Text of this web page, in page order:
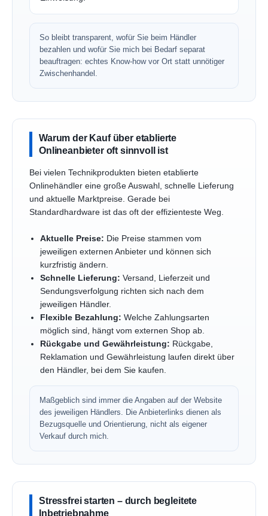
So bleibt transparent, wofür Sie beim Händler
bezahlen und wofür Sie mich bei Bedarf separat
beauftragen: echtes Know-how vor Ort statt unnötiger
Zwischenhandel.
Warum der Kauf über etablierte
Onlineanbieter oft sinnvoll ist
Bei vielen Technikprodukten bieten etablierte
Onlinehändler eine große Auswahl, schnelle Lieferung
und aktuelle Marktpreise. Gerade bei
Standardhardware ist das oft der effizienteste Weg.
Aktuelle Preise: Die Preise stammen vom
jeweiligen externen Anbieter und können sich
kurzfristig ändern.
Schnelle Lieferung: Versand, Lieferzeit und
Sendungsverfolgung richten sich nach dem
jeweiligen Händler.
Flexible Bezahlung: Welche Zahlungsarten
möglich sind, hängt vom externen Shop ab.
Rückgabe und Gewährleistung: Rückgabe,
Reklamation und Gewährleistung laufen direkt über
den Händler, bei dem Sie kaufen.
Maßgeblich sind immer die Angaben auf der Website
des jeweiligen Händlers. Die Anbieterlinks dienen als
Bezugsquelle und Orientierung, nicht als eigener
Verkauf durch mich.
Stressfrei starten – durch begleitete
Inbetriebnahme